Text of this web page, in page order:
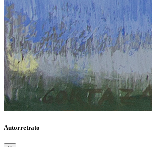
Autorretrato